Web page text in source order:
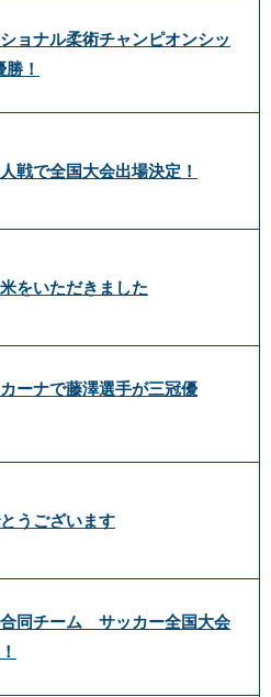
ョナル柔術チャンピオンシッ
！
戦で全国大会出場決定！
をいただきました
ーナで藤澤選手が三冠優
うございます
同チーム サッカー全国大会